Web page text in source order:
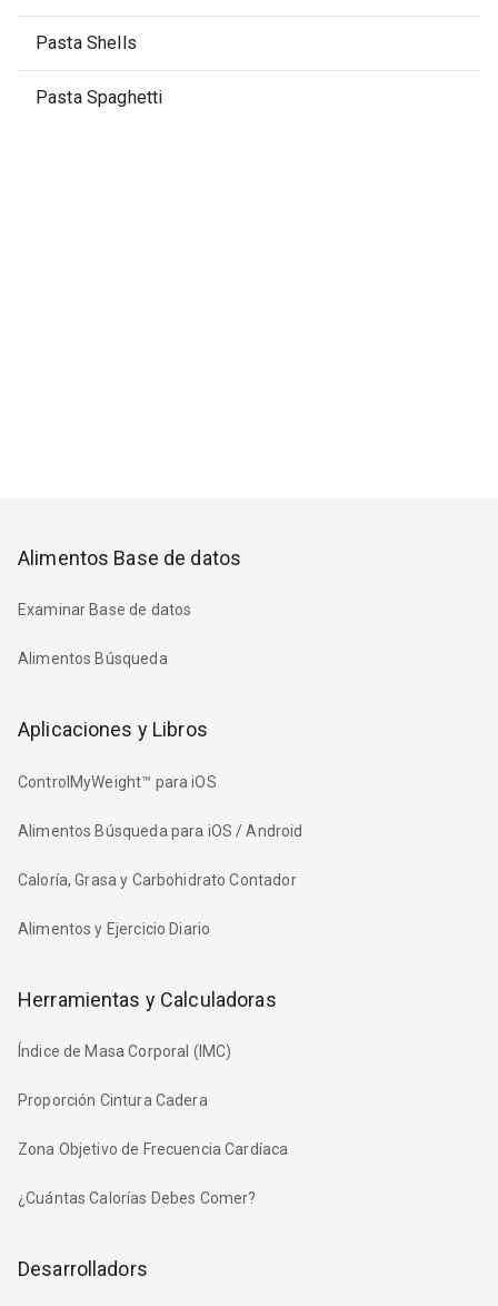
Pasta Shells
Pasta Spaghetti
Alimentos Base de datos
Examinar Base de datos
Alimentos Búsqueda
Aplicaciones y Libros
ControlMyWeight™ para iOS
Alimentos Búsqueda para iOS / Android
Caloría, Grasa y Carbohidrato Contador
Alimentos y Ejercicio Diario
Herramientas y Calculadoras
Índice de Masa Corporal (IMC)
Proporción Cintura Cadera
Zona Objetivo de Frecuencia Cardíaca
¿Cuántas Calorías Debes Comer?
Desarrolladors